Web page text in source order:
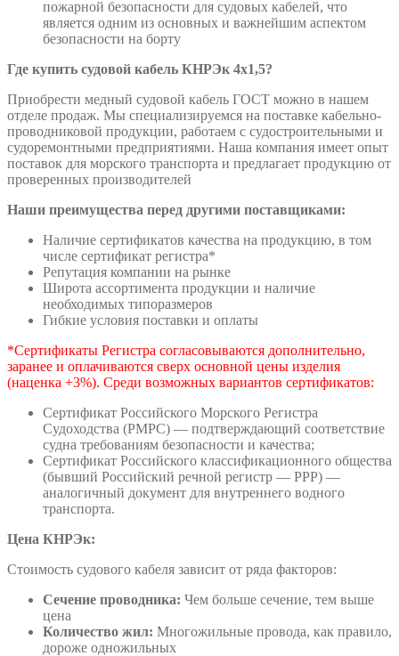
пожарной безопасности для судовых кабелей, что
является одним из основных и важнейшим аспектом
безопасности на борту
Где купить судовой кабель КНРЭк 4х1,5?
Приобрести медный судовой кабель ГОСТ можно в нашем
отделе продаж. Мы специализируемся на поставке кабельно-
проводниковой продукции, работаем с судостроительными и
судоремонтными предприятиями. Наша компания имеет опыт
поставок для морского транспорта и предлагает продукцию от
проверенных производителей
Наши преимущества перед другими поставщиками:
Наличие сертификатов качества на продукцию, в том
числе сертификат регистра*
Репутация компании на рынке
Широта ассортимента продукции и наличие
необходимых типоразмеров
Гибкие условия поставки и оплаты
*Сертификаты Регистра согласовываются дополнительно,
заранее и оплачиваются сверх основной цены изделия
(наценка +3%). Среди возможных вариантов сертификатов:
Сертификат Российского Морского Регистра
Судоходства (РМРС) — подтверждающий соответствие
судна требованиям безопасности и качества;
Сертификат Российского классификационного общества
(бывший Российский речной регистр — РРР) —
аналогичный документ для внутреннего водного
транспорта.
Цена КНРЭк:
Стоимость судового кабеля зависит от ряда факторов:
Сечение проводника: Чем больше сечение, тем выше
цена
Количество жил: Многожильные провода, как правило,
дороже одножильных